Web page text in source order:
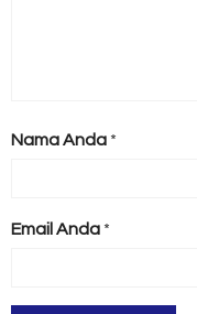
Nama Anda *
Email Anda *